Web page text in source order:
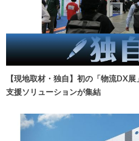
【現地取材・独自】初の「物流DX
支援ソリューションが集結